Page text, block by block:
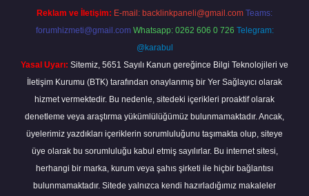
Reklam ve İletişim: E-mail: backlinkpaneli@gmail.com Teams:
forumhizmeti@gmail.com Whatsapp: 0262 606 0 726 Telegram:
@karabul
Yasal Uyarı: Sitemiz, 5651 Sayılı Kanun gereğince Bilgi Teknolojileri ve
İletişim Kurumu (BTK) tarafından onaylanmış bir Yer Sağlayıcı olarak
hizmet vermektedir. Bu nedenle, sitedeki içerikleri proaktif olarak
denetleme veya araştırma yükümlülüğümüz bulunmamaktadır. Ancak,
üyelerimiz yazdıkları içeriklerin sorumluluğunu taşımakta olup, siteye
üye olarak bu sorumluluğu kabul etmiş sayılırlar. Bu internet sitesi,
herhangi bir marka, kurum veya şahıs şirketi ile hiçbir bağlantısı
bulunmamaktadır. Sitede yalnızca kendi hazırladığımız makaleler